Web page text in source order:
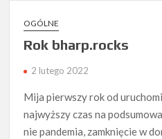
OGÓLNE
Rok bharp.rocks
2 lutego 2022
Mija pierwszy rok od
najwyższy czas na
nie pandemia, zamknięcie w